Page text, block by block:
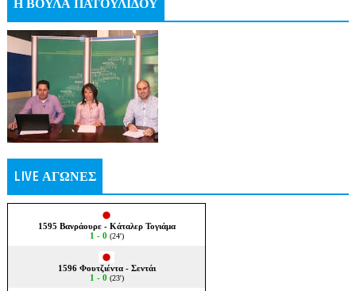
Η ΒΟΥΛΑ ΠΑΤΟΥΛΙΔΟΥ
LIVE ΑΓΩΝΕΣ